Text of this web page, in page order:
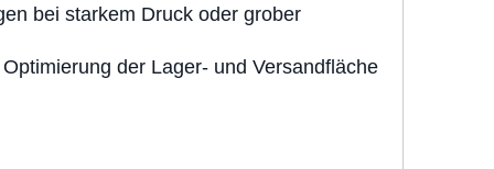
bei starkem Druck oder grober
der Lager- und Versandfläche